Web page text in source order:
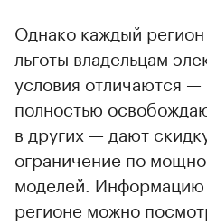
Однако каждый
льготы владельцам
условия отличаются —
полностью
в других — дают
ограничение по
моделей. Информацию
регионе можно